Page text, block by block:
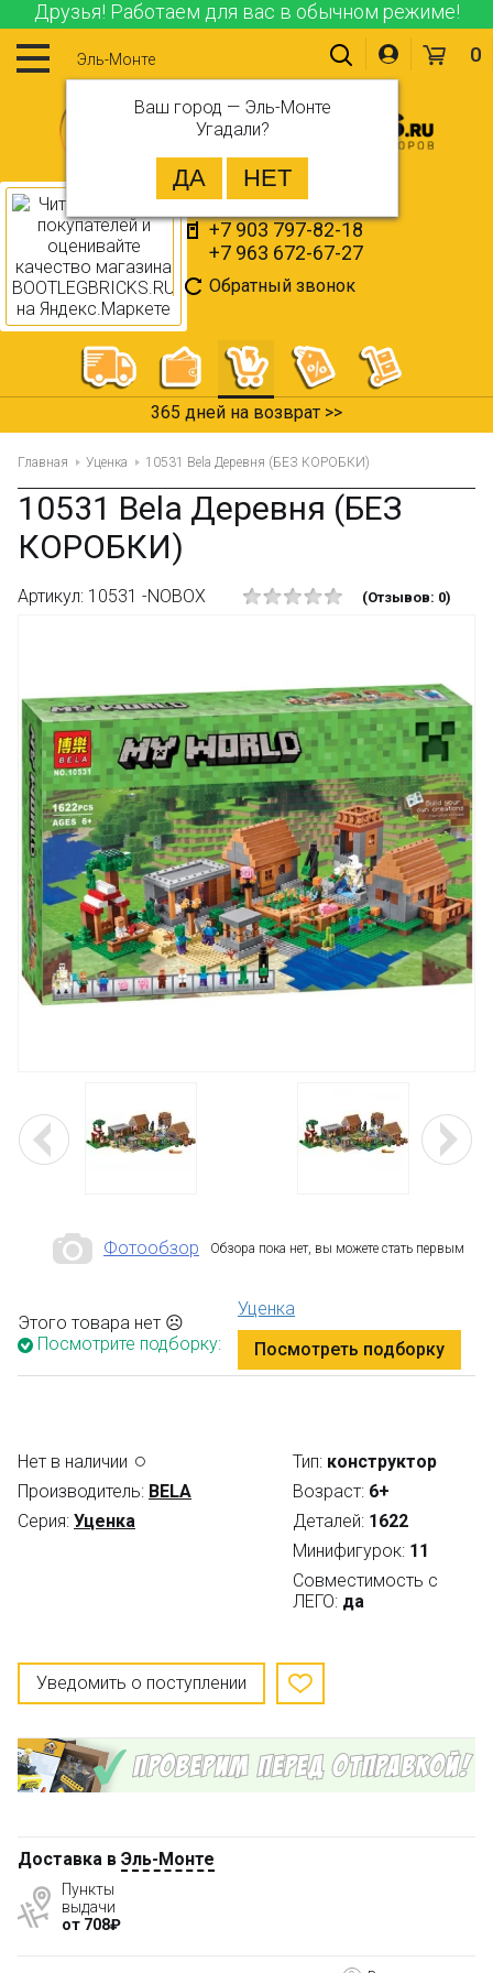
Друзья! Работаем для вас в обычном режиме!
Эль-Монте
Ваш город — Эль-Монте
Угадали?
+7 903 797-82-18
+7 963 672-67-27
Обратный звонок
0
365 дней на возврат >>
Главная Уценка 10531 Bela Деревня (БЕЗ КОРОБКИ)
10531 Bela Деревня (БЕЗ
КОРОБКИ)
Артикул: 10531 -NOBOX (Отзывов: 0)
Фотообзор Обзора пока нет, вы можете стать первым
Этого товара нет ☹
Посмотрите подборку:
Уценка
Посмотреть подборку
Нет в наличии
Производитель: BELA
Серия: Уценка
Тип: конструктор
Возраст: 6+
Деталей: 1622
Минифигурок: 11
Совместимость с
ЛЕГО: да
Уведомить о поступлении
Доставка в Эль-Монте
Пункты
выдачи
от 708₽